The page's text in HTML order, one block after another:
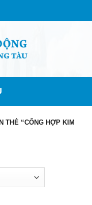
THẺ “CỔNG HỢP KIM